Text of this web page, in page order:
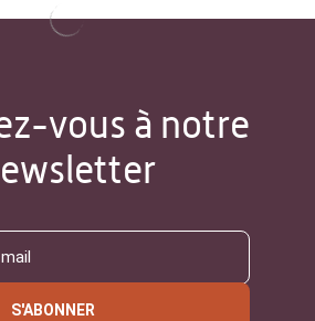
vous à notre
S'ABONNER